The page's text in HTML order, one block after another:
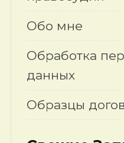
Обо мне
Обработка
данных
Образцы